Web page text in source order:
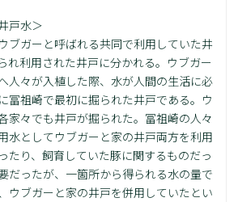
戸水＞
ブガーと呼ばれる共同で利用していた井
れ利用された井戸に分かれる。ウブガー
人々が入植した際、水が人間の生活に必
冨祖崎で最初に掘られた井戸である。ウ
家々でも井戸が掘られた。冨祖崎の人々
水としてウブガーと家の井戸両方を利用
たり、飼育していた豚に関するものだっ
だったが、一箇所から得られる水の量で
ウブガーと家の井戸を併用していたとい